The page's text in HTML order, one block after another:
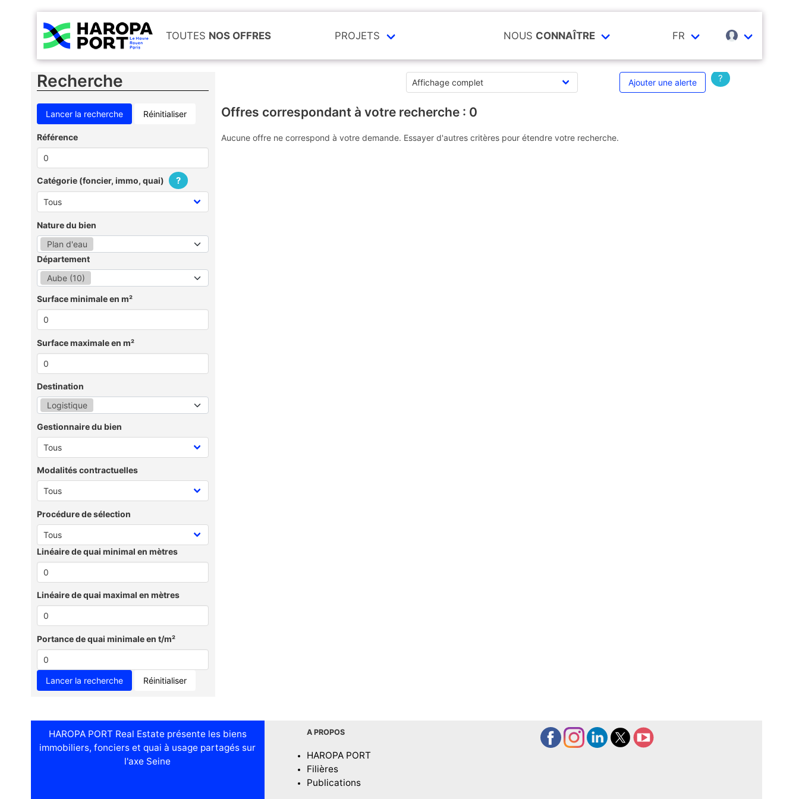
TOUTES NOS OFFRES PROJETS NOUS CONNAÎTRE FR
Recherche
Réinitialiser
Référence
Catégorie (foncier, immo, quai) ?
Nature du bien
Plan d'eau
Département
Aube (10)
Surface minimale en m²
Surface maximale en m²
Destination
Logistique
Gestionnaire du bien
Modalités contractuelles
Procédure de sélection
Linéaire de quai minimal en mètres
Linéaire de quai maximal en mètres
Portance de quai minimale en t/m²
Réinitialiser
Ajouter une alerte ?
Offres correspondant à votre recherche : 0
Aucune offre ne correspond à votre demande. Essayer d'autres critères pour étendre votre recherche.
HAROPA PORT Real Estate présente les biens
immobiliers, fonciers et quai à usage partagés sur
l'axe Seine
A PROPOS
HAROPA PORT
Filières
Publications